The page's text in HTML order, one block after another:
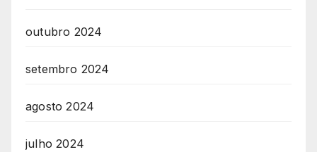
outubro 2024
setembro 2024
agosto 2024
julho 2024